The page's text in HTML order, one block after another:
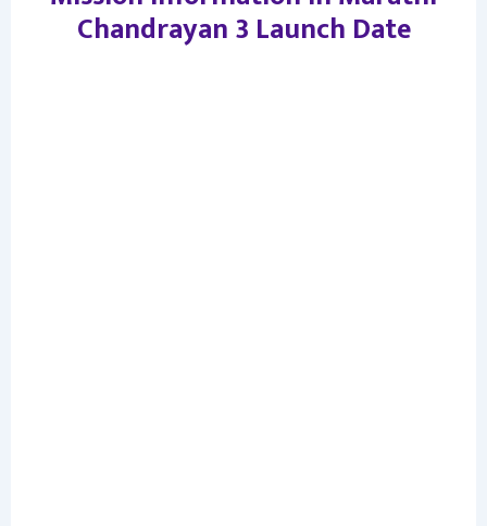
Chandrayan 3 Launch Date